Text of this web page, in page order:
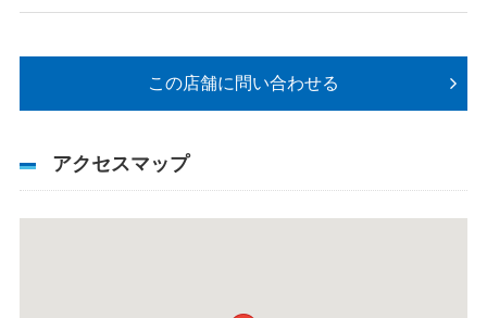
この店舗に問い合わせる
アクセスマップ